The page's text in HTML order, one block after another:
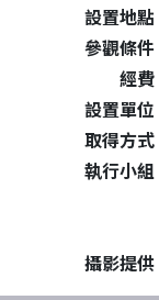
設置地點
參觀條件
經費
設置單位
取得方式
執行小組
攝影提供